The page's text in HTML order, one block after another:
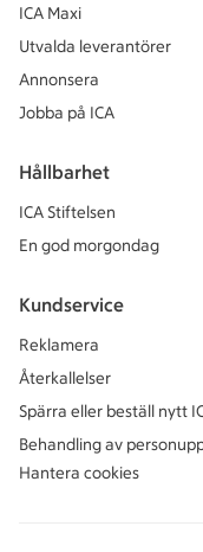
ICA Maxi
Utvalda leverantörer
Annonsera
Jobba på ICA
Hållbarhet
ICA Stiftelsen
En god morgondag
Kundservice
Reklamera
Återkallelser
Spärra eller beställ nytt
Behandling av
Hantera cookies